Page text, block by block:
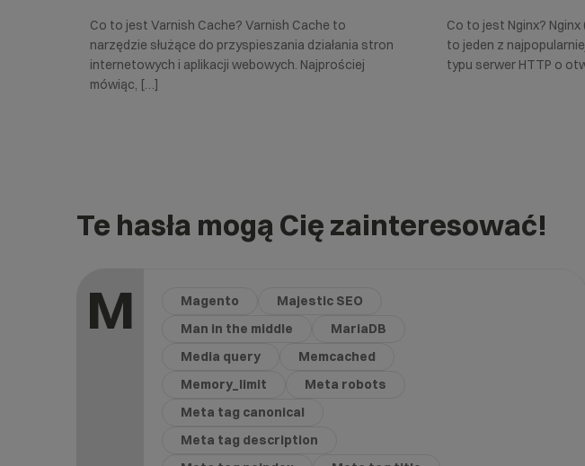
Co to jest Varnish Cache? Varnish Cache to
narzędzie służące do przyspieszania działania stron
internetowych i aplikacji webowych. Najprościej
mówiąc, […]
Co to jest Nginx? Nginx
to jeden z
typu serwer HTTP o
Te hasła mogą Cię zainteresować!
M Magento
Majestic SEO
Man in the middle
MariaDB
Media query
Memcached
Memory_limit
Meta robots
Meta tag canonical
Meta tag description